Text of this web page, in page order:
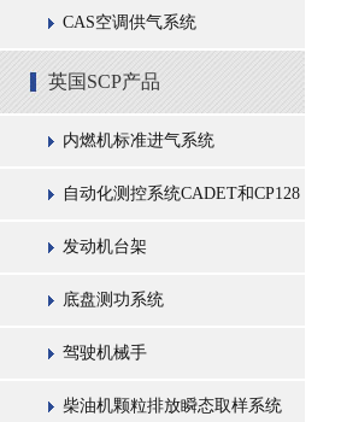
CAS空调供气系统
英国SCP产品
内燃机标准进气系统
自动化测控系统CADET和CP128
发动机台架
底盘测功系统
驾驶机械手
柴油机颗粒排放瞬态取样系统